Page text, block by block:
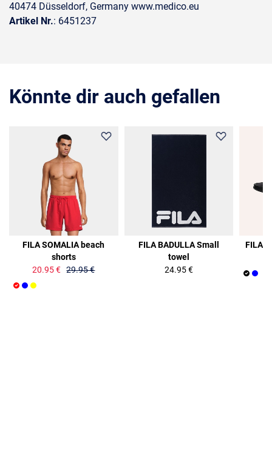
40474 Düsseldorf, Germany www.medico.eu
Artikel Nr.: 6451237
Könnte dir auch gefallen
FILA SOMALIA beach
shorts
20.95 € 29.95 €
FILA BADULLA Small
towel
24.95 €
FILA